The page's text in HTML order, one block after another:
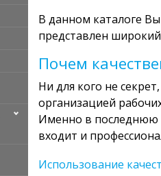
В данном каталоге
представлен
Почем
Ни для кого не
организацией
Именно в последнюю
входит и
Использование